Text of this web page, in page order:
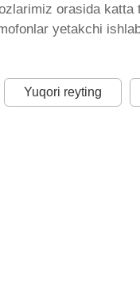
orasida katta
yetakchi
optimal narx
Yuqori reyting